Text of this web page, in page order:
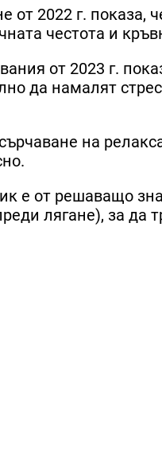
от 2022 г. показа,
честота и
от 2023 г.
да намалят
на
е от решаващо
лягане), за да